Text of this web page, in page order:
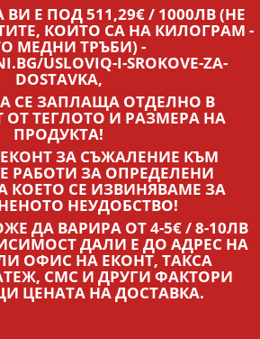
Е ПОД 511,29€ / 1000ЛВ (НЕ
КОИТО СА НА КИЛОГРАМ -
МЕДНИ ТРЪБИ) -
USLOVIQ-I-SROKOVE-ZA-
DOSTAVKA,
СЕ ЗАПЛАЩА ОТДЕЛНО В
ТЕГЛОТО И РАЗМЕРА НА
ПРОДУКТА!
ЗА СЪЖАЛЕНИЕ КЪМ
РАБОТИ ЗА ОПРЕДЕЛЕНИ
КОЕТО СЕ ИЗВИНЯВАМЕ ЗА
НЕУДОБСТВО!
ДА ВАРИРА ОТ 4-5€ / 8-10ЛВ
ДАЛИ Е ДО АДРЕС НА
ОФИС НА ЕКОНТ, ТАКСА
СМС И ДРУГИ ФАКТОРИ
ЦЕНАТА НА ДОСТАВКА.